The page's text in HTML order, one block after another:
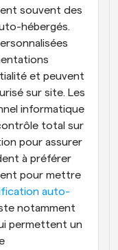
souvent des
hébergés.
et peuvent
sur site. Les
informatique
total sur
pour assurer
à préférer
pour mettre
auto-
notamment
permettent un